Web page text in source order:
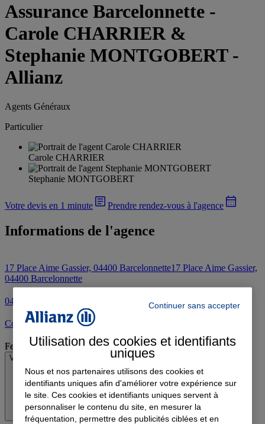
Assurance Barcelonnette -
Carole CHARRIER &
Stephanie MONTGOBERT -
Allianz
Agents Généraux
Particulier
Carole CHARRIER
Stephanie MONTGOBERT
Votre devis en 1 minute Prendre rendez-vous à l'agence
Informations de l'agence
17 Place Aime Gassier, 04400 Barcelonnette17 Place Aime Gassier,
04400 Barcelonnette
04 92 81 04 81
Contacter l'agence par e-mail
Fermé
Voir les horaires
Continuer sans accepter
Utilisation des cookies et identifiants
uniques
Nous et nos partenaires utilisons des cookies et
identifiants uniques afin d'améliorer votre expérience sur
le site. Ces cookies et identifiants uniques servent à
personnaliser le contenu du site, en mesurer la
fréquentation, permettre des publicités ciblées et en